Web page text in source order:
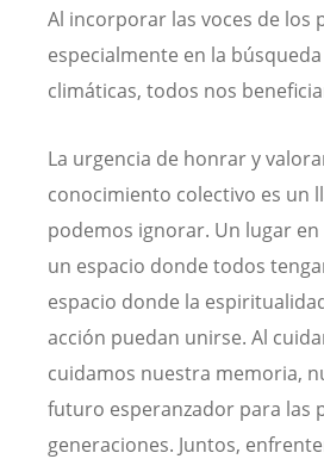
Al incorporar las voces de los
especialmente en la
climáticas, todos nos
La urgencia de honrar y
conocimiento colectivo es un
podemos ignorar. Un lugar
un espacio donde todos
espacio donde la
acción puedan unirse. Al
cuidamos nuestra memoria,
futuro esperanzador para las
generaciones. Juntos,